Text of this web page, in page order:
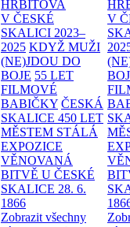
HŘBITOVA
V ČESKÉ
SKALICI 2023–
2025 KDYŽ MUŽI
(NE)JDOU DO
BOJE 55 LET
FILMOVÉ
BABIČKY ČESKÁ
SKALICE 450 LET
MĚSTEM STÁLÁ
EXPOZICE
VĚNOVANÁ
BITVĚ U ČESKÉ
SKALICE 28. 6.
1866
Zobrazit všechny
V